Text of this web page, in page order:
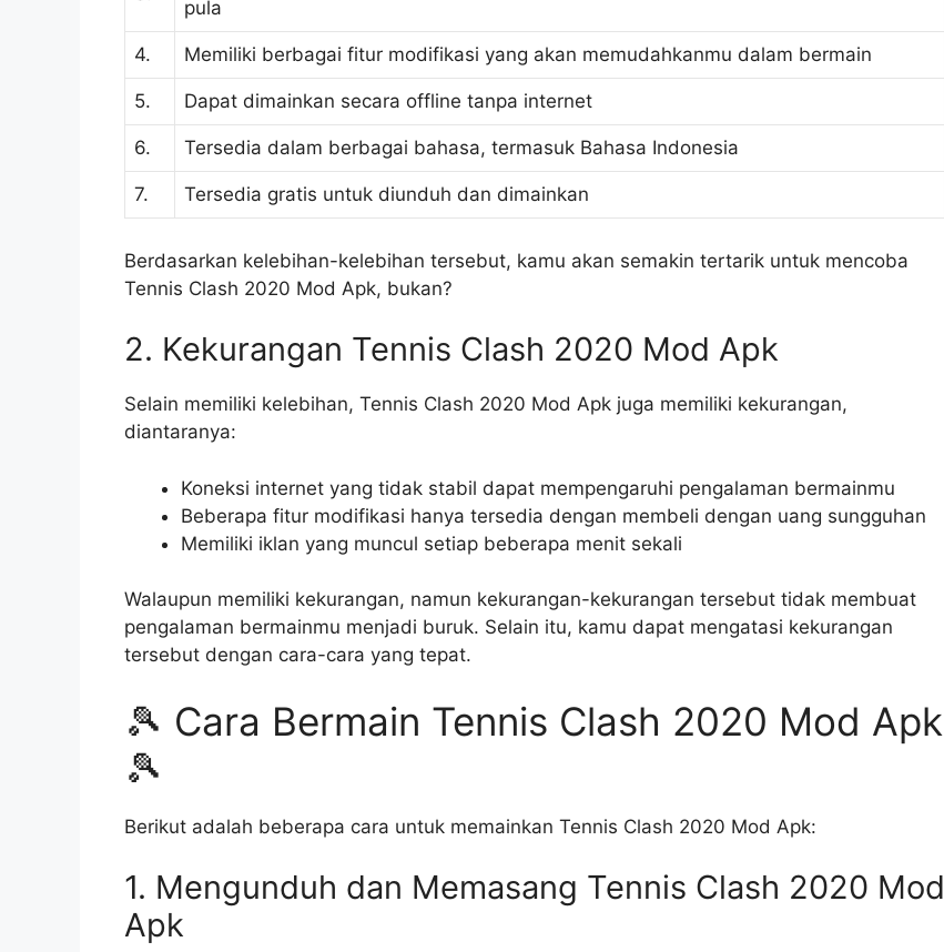
pula
4. Memiliki berbagai fitur modifikasi yang akan memudahkanmu dalam bermain
5. Dapat dimainkan secara offline tanpa internet
6. Tersedia dalam berbagai bahasa, termasuk Bahasa Indonesia
7. Tersedia gratis untuk diunduh dan dimainkan
Berdasarkan kelebihan-kelebihan tersebut, kamu akan semakin tertarik untuk mencoba
Tennis Clash 2020 Mod Apk, bukan?
2. Kekurangan Tennis Clash 2020 Mod Apk
Selain memiliki kelebihan, Tennis Clash 2020 Mod Apk juga memiliki kekurangan,
diantaranya:
Koneksi internet yang tidak stabil dapat mempengaruhi pengalaman bermainmu
Beberapa fitur modifikasi hanya tersedia dengan membeli dengan uang sungguhan
Memiliki iklan yang muncul setiap beberapa menit sekali
Walaupun memiliki kekurangan, namun kekurangan-kekurangan tersebut tidak membuat
pengalaman bermainmu menjadi buruk. Selain itu, kamu dapat mengatasi kekurangan
tersebut dengan cara-cara yang tepat.
🎾 Cara Bermain Tennis Clash 2020 Mod Apk
🎾
Berikut adalah beberapa cara untuk memainkan Tennis Clash 2020 Mod Apk:
1. Mengunduh dan Memasang Tennis Clash 2020 Mod
Apk